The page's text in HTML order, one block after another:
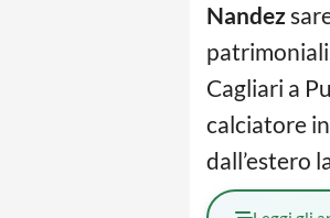
Nandez
Cagliari a
calciatore
dall’estero